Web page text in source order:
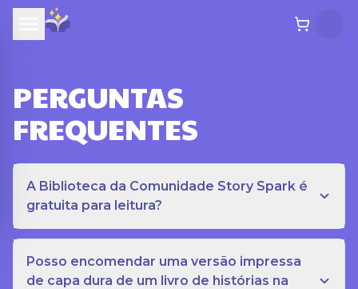
PERGUNTAS
FREQUENTES
A Biblioteca da Comunidade Story Spark é
gratuita para leitura?
Posso encomendar uma versão impressa
de capa dura de um livro de histórias na